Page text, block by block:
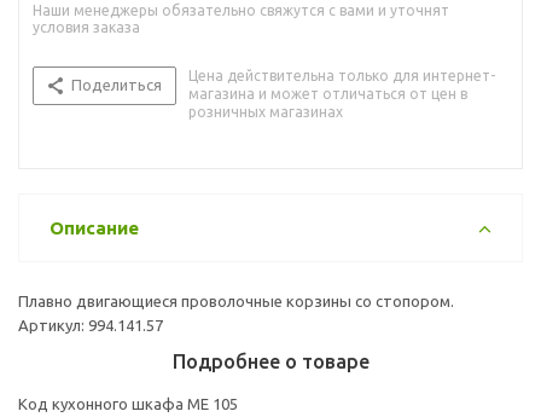
Наши менеджеры обязательно свяжутся с вами и уточнят
условия заказа
Поделиться
Цена действительна только для интернет-
магазина и может отличаться от цен в
розничных магазинах
Описание
Плавно двигающиеся проволочные корзины со стопором.
Артикул: 994.141.57
Подробнее о товаре
Код кухонного шкафа ME 105